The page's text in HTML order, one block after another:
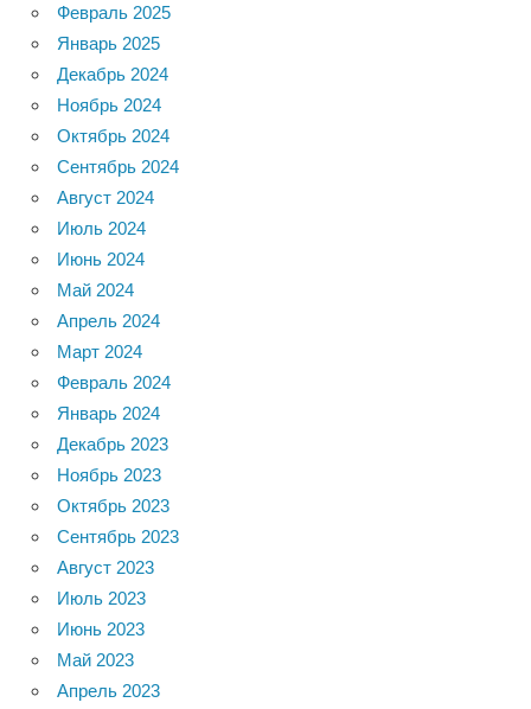
Февраль 2025
Январь 2025
Декабрь 2024
Ноябрь 2024
Октябрь 2024
Сентябрь 2024
Август 2024
Июль 2024
Июнь 2024
Май 2024
Апрель 2024
Март 2024
Февраль 2024
Январь 2024
Декабрь 2023
Ноябрь 2023
Октябрь 2023
Сентябрь 2023
Август 2023
Июль 2023
Июнь 2023
Май 2023
Апрель 2023